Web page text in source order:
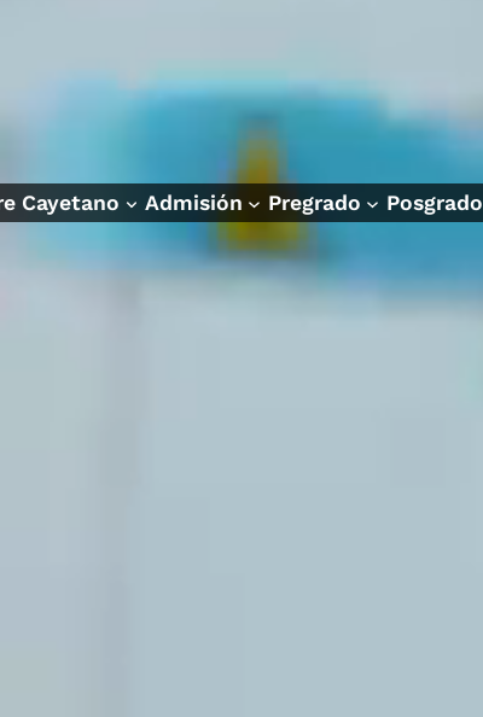
Cayetano Admisión Pregrado Posgrado